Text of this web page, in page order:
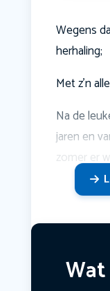
Wegens
herhaling;
Met z’n
Na de
jaren en
zomer er